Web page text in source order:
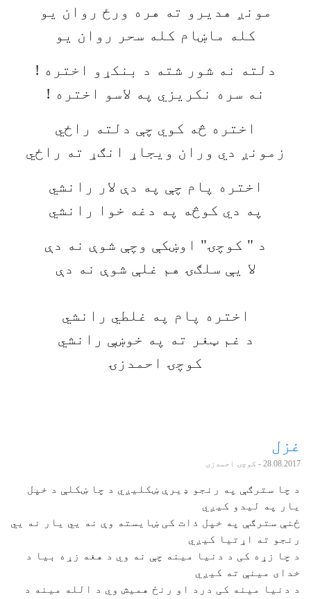
مونږ هدیرو ته هره ورځ روان یو
کله ماښام کله سحر روان یو
دلته نه شور شته د بنکړو اختره !
نه سره نکریزي په لاسو اختره !
اختره څه کوي چې دلته راځي
زمونږ دي وران ویجاړ انګړ ته راځي
اختره پام چې په دې لار رانشي
په دي کوڅه په دغه خوا رانشي
د " کوچۍ" اوښکې وچې شوې نه دې
لا يې سلګۍ هم غلې شوې نه دې
اختره پام په غلطي رانشي
د غم ټغر ته په خوښې رانشي
کوچۍ احمدزۍ
غزل
28.08.2017 - کوچۍ احمدزۍ
د چا سترګې په رنجو ډیرې ښکلیږي د چا ښکلې د خپل
یار په لیدو کیږي
ځنې سترګې په خپل ذات کی ښایسته وې نه یي یار نه یي
رنجو ته اړتیا کیږي
د چا زړه کی د دنیا مینه چې نه وي د هغه زړه بیا د
خدای مینې ته کیږي
د دنیا مینه کی درد او رنځ همیش وي د الله مینه د